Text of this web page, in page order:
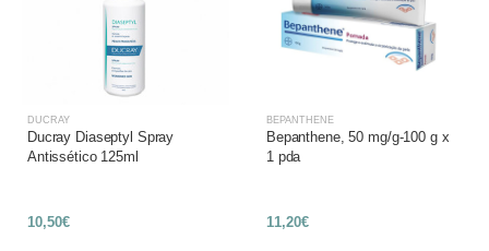
DUCRAY
Ducray Diaseptyl Spray
Antissético 125ml
10,50€
BEPANTHENE
Bepanthene, 50 mg/g-100 g x
1 pda
11,20€